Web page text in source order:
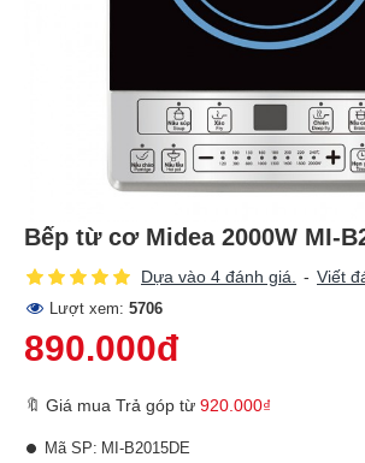
Bếp từ cơ Midea 2000W MI-
Dựa vào 4 đánh giá. - Viết
Lượt xem: 5706
890.000đ
🔖 Giá mua Trả góp từ 920.000₫
Mã SP: MI-B2015DE